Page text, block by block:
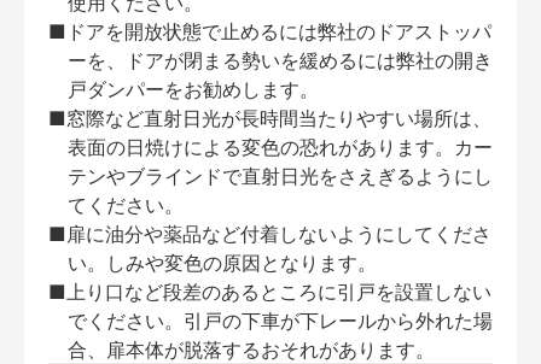
■ドアを開放状態で止めるには弊社のドアストッパ
ーを、ドアが閉まる勢いを緩めるには弊社の開き
戸ダンパーをお勧めします。
■窓際など直射日光が長時間当たりやすい場所は、
表面の日焼けによる変色の恐れがあります。カー
テンやブラインドで直射日光をさえぎるようにし
てください。
■扉に油分や薬品など付着しないようにしてくださ
い。しみや変色の原因となります。
■上り口など段差のあるところに引戸を設置しない
でください。引戸の下車が下レールから外れた場
合、扉本体が脱落するおそれがあります。